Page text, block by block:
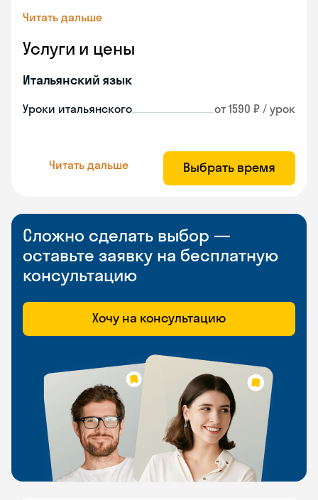
Читать дальше
Услуги и цены
Итальянский язык
Уроки итальянского от 1590 ₽ / урок
Читать дальше Выбрать время
Сложно сделать выбор —
оставьте заявку на бесплатную
консультацию
Хочу на консультацию